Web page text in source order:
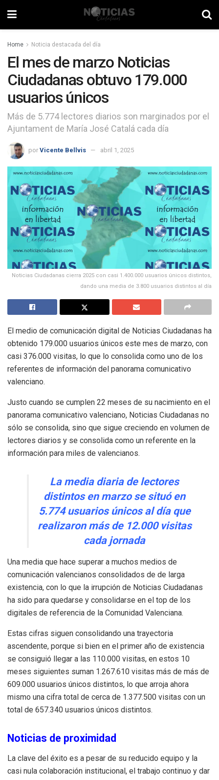
Home Noticia destacada del día
El mes de marzo Noticias
Ciudadanas obtuvo 179.000
usuarios únicos
Más de 5.774 lectores diarios son marginados por el
Ajuntament de María José Catalá cada día
por Vicente Bellvis abril 1, 2025
Noticias Ciudadanas cierra 2025 con casi 1.400.000 usuarios únicos distintos,
dando una media de 3.800 usuarios distintos al día
El medio de comunicación digital de Noticias Ciudadanas ha
obtenido 179.000 usuarios únicos este mes de marzo, con
casi 376.000 visitas, lo que lo consolida como uno de los
referentes de información del panorama comunicativo
valenciano.
Justo cuando se cumplen 22 meses de su nacimiento en el
panorama comunicativo valenciano, Noticias Ciudadanas no
sólo se consolida, sino que sigue creciendo en volumen de
lectores diarios y se consolida como un referente en la
información para miles de valencianos.
La media diaria de lectores
distintos en marzo se situó en
5.774 usuarios únicos al día que
realizaron más de 12.000 visitas
cada jornada
Una media que hace superar a muchos medios de
comunicación valencianos consolidados de de larga
existencia, con lo que la irrupción de Noticias Ciudadanas
ha sido para quedarse y consolidarse en el top de los
digitales de referencia de la Comunidad Valenciana.
Estas cifras siguen consolidando una trayectoria
ascendente, porque si bien en el primer año de existencia
se consiguió llegar a las 110.000 visitas, en estos 10
meses siguientes suman 1.267.610 visitas más de más de
609.000 usuarios únicos distintos, lo que arroja ahora
mismo una cifra total de cerca de 1.377.500 visitas con un
total de 657.340 usuarios únicos distintos.
Noticias de proximidad
La clave del éxito es a pesar de su reducido equipo y la
casi nula colaboración institucional, el trabajo continuo y dar